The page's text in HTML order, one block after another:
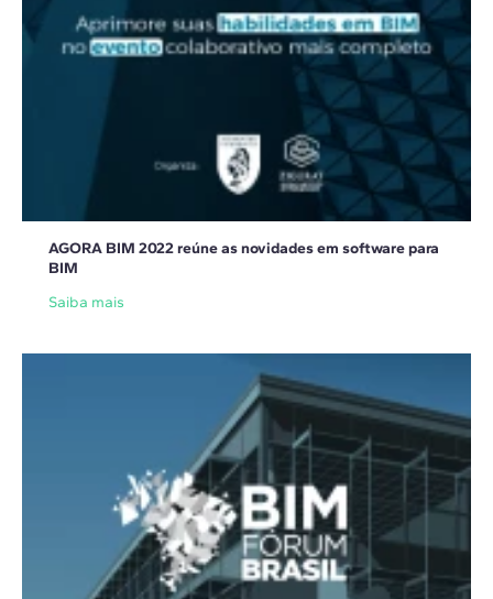
AGORA BIM 2022 reúne as novidades em software para
BIM
Saiba mais